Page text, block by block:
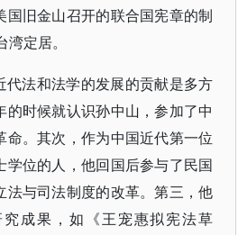
国旧金山召开的联合国宪章的制
定居。
代法和法学的发展的贡献是多方
的时候就认识孙中山，参加了中
命。其次，作为中国近代第一位
学位的人，他回国后参与了民国
法与司法制度的改革。第三，他
成果，如《王宠惠拟宪法草